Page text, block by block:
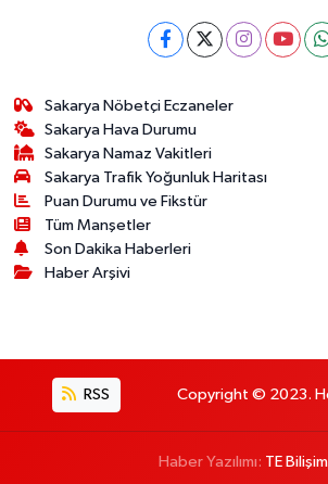
Sakarya Nöbetçi Eczaneler
Sakarya Hava Durumu
Sakarya Namaz Vakitleri
Sakarya Trafik Yoğunluk Haritası
Puan Durumu ve Fikstür
Tüm Manşetler
Son Dakika Haberleri
Haber Arşivi
RSS Copyright © 2023.
Haber Yazılımı: TE Bilişim